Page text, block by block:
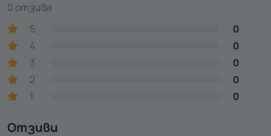
0 отзива
5
0
4
0
3
0
2
0
1
0
Отзиви